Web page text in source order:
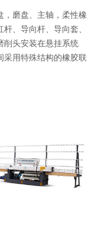
，磨盘、主轴，柔性橡
、导向杆、导向套、
削头安装在悬挂系统
采用特殊结构的橡胶联